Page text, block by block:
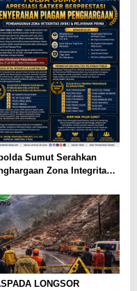
Sumut Serahkan
Zona Integritas
Kerja Berprestasi
LONGSOR